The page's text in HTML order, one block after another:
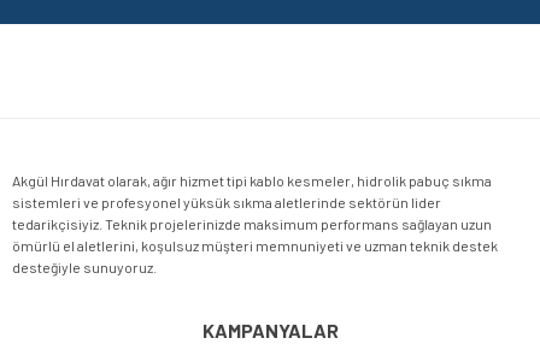
Akgül Hırdavat olarak, ağır hizmet tipi kablo kesmeler, hidrolik pabuç sıkma
sistemleri ve profesyonel yüksük sıkma aletlerinde sektörün lider
tedarikçisiyiz. Teknik projelerinizde maksimum performans sağlayan uzun
ömürlü el aletlerini, koşulsuz müşteri memnuniyeti ve uzman teknik destek
desteğiyle sunuyoruz.
KAMPANYALAR